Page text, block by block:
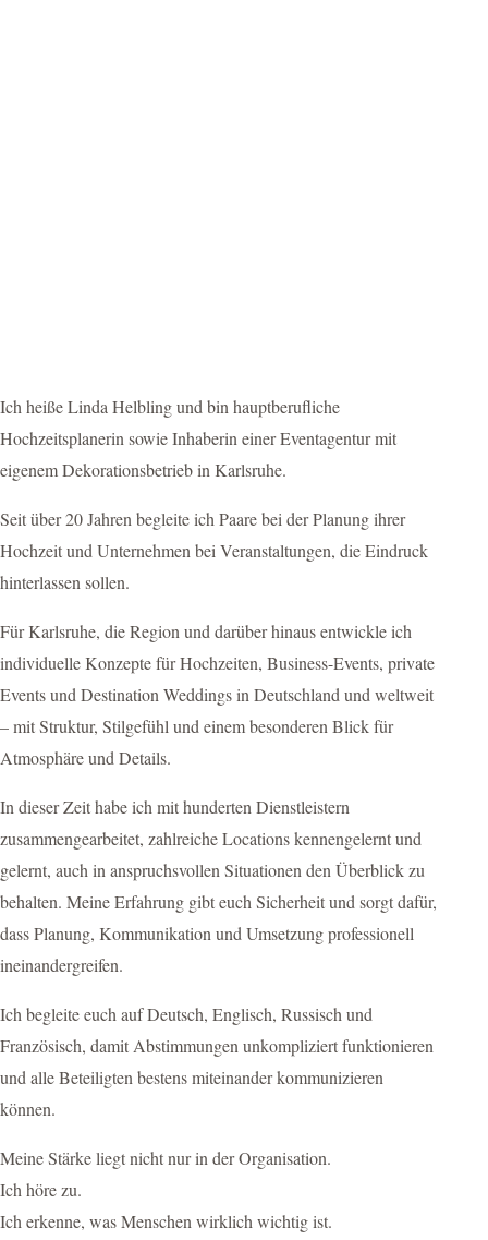
Ich heiße Linda Helbling und bin hauptberufliche
Hochzeitsplanerin sowie Inhaberin einer Eventagentur mit
eigenem Dekorationsbetrieb in Karlsruhe.
Seit über 20 Jahren begleite ich Paare bei der Planung ihrer
Hochzeit und Unternehmen bei Veranstaltungen, die Eindruck
hinterlassen sollen.
Für Karlsruhe, die Region und darüber hinaus entwickle ich
individuelle Konzepte für Hochzeiten, Business-Events, private
Events und Destination Weddings in Deutschland und weltweit
– mit Struktur, Stilgefühl und einem besonderen Blick für
Atmosphäre und Details.
In dieser Zeit habe ich mit hunderten Dienstleistern
zusammengearbeitet, zahlreiche Locations kennengelernt und
gelernt, auch in anspruchsvollen Situationen den Überblick zu
behalten. Meine Erfahrung gibt euch Sicherheit und sorgt dafür,
dass Planung, Kommunikation und Umsetzung professionell
ineinandergreifen.
Ich begleite euch auf Deutsch, Englisch, Russisch und
Französisch, damit Abstimmungen unkompliziert funktionieren
und alle Beteiligten bestens miteinander kommunizieren
können.
Meine Stärke liegt nicht nur in der Organisation.
Ich höre zu.
Ich erkenne, was Menschen wirklich wichtig ist.